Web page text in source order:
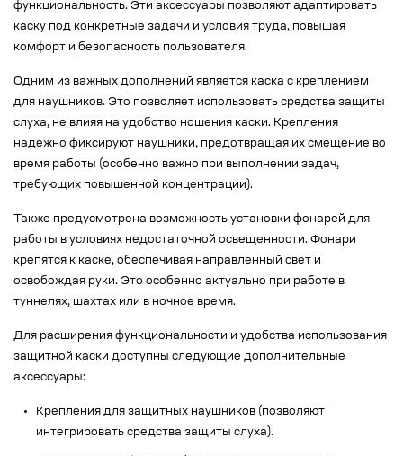
функциональность. Эти аксессуары позволяют адаптировать
каску под конкретные задачи и условия труда, повышая
комфорт и безопасность пользователя.
Одним из важных дополнений является каска с креплением
для наушников. Это позволяет использовать средства защиты
слуха, не влияя на удобство ношения каски. Крепления
надежно фиксируют наушники, предотвращая их смещение во
время работы (особенно важно при выполнении задач,
требующих повышенной концентрации).
Также предусмотрена возможность установки фонарей для
работы в условиях недостаточной освещенности. Фонари
крепятся к каске, обеспечивая направленный свет и
освобождая руки. Это особенно актуально при работе в
туннелях, шахтах или в ночное время.
Для расширения функциональности и удобства использования
защитной каски доступны следующие дополнительные
аксессуары:
Крепления для защитных наушников (позволяют
интегрировать средства защиты слуха).